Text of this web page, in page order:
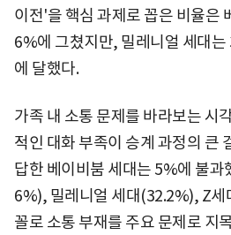
이전'을 핵심 과제로 꼽은 비율은
6%에 그쳤지만, 밀레니얼 세대
에 달했다.
가족 내 소통 문제를 바라보는 시
적인 대화 부족이 승계 과정의 큰
답한 베이비붐 세대는 5%에 불과
6%), 밀레니얼 세대(32.2%), Z세
꼴로 소통 부재를 주요 문제로 지